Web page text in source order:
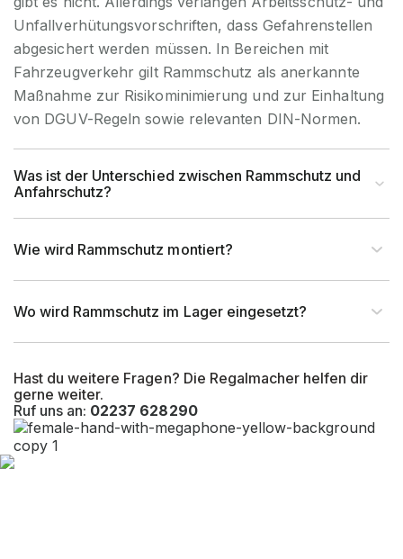
Hast du weitere Fragen? Die Regalmacher helfen dir
gerne weiter.
Ruf uns an: 02237 628290
Unfallverhütungsvorschriften, dass Gefahrenstellen
abgesichert werden müssen. In Bereichen mit
Fahrzeugverkehr gilt Rammschutz als anerkannte
Maßnahme zur Risikominimierung und zur Einhaltung
von DGUV-Regeln sowie relevanten DIN-Normen.
Was ist der Unterschied zwischen Rammschutz und
Anfahrschutz?
Wie wird Rammschutz montiert?
Wo wird Rammschutz im Lager eingesetzt?